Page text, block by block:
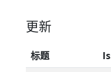
更新
标题